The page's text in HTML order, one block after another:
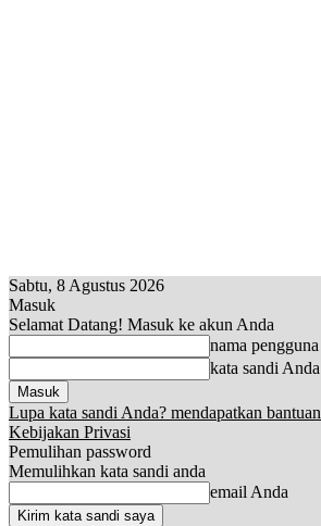
Sabtu, 8 Agustus 2026
Masuk
Selamat Datang! Masuk ke akun Anda
nama pengguna
kata sandi Anda
Lupa kata sandi Anda? mendapatkan bantuan
Kebijakan Privasi
Pemulihan password
Memulihkan kata sandi anda
email Anda